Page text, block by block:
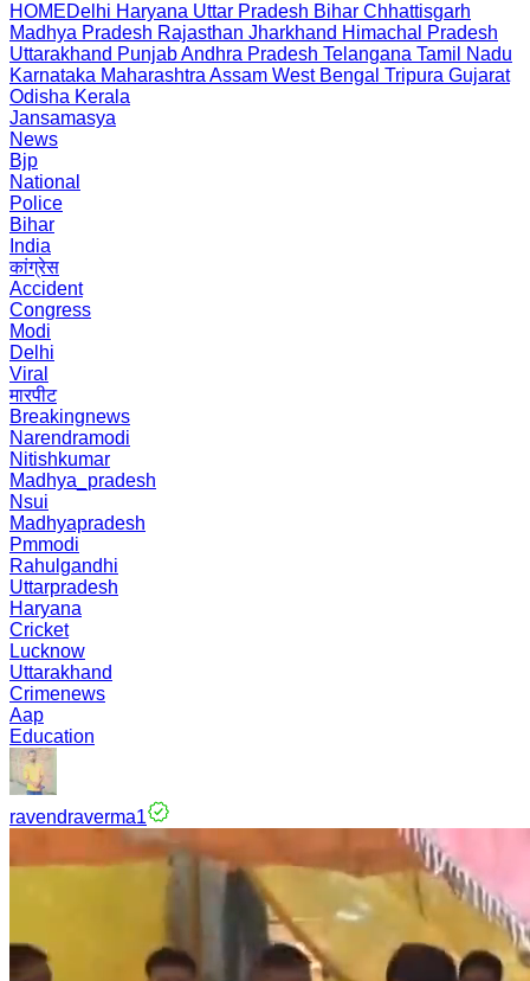
HOMEDelhi Haryana Uttar Pradesh Bihar Chhattisgarh
Madhya Pradesh Rajasthan Jharkhand Himachal Pradesh
Uttarakhand PunjabAndhra Pradesh Telangana Tamil Nadu
Karnataka Maharashtra Assam West Bengal Tripura Gujarat
Odisha Kerala
Jansamasya
News
Bjp
National
Police
Bihar
India
कांग्रेस
Accident
Congress
Modi
Delhi
Viral
मारपीट
Breakingnews
Narendramodi
Nitishkumar
Madhya_pradesh
Nsui
Madhyapradesh
Pmmodi
Rahulgandhi
Uttarpradesh
Haryana
Cricket
Lucknow
Uttarakhand
Crimenews
Aap
Education
ravendraverma1